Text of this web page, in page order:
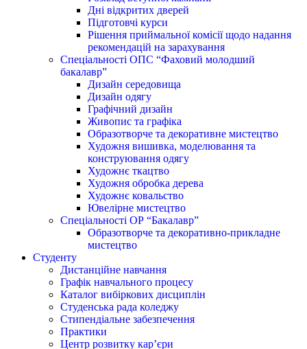
Дні відкритих дверей
Підготовчі курси
Рішення приймальної комісії щодо надання
рекомендацій на зарахування
Спеціальності ОПС “Фаховий молодший
бакалавр”
Дизайн середовища
Дизайн одягу
Графічний дизайн
Живопис та графіка
Образотворче та декоративне мистецтво
Художня вишивка, моделювання та
конструювання одягу
Художнє ткацтво
Художня обробка дерева
Художнє ковальство
Ювелірне мистецтво
Спеціальності ОР “Бакалавр”
Образотворче та декоративно-прикладне
мистецтво
Студенту
Дистанційне навчання
Графік навчального процесу
Каталог вибіркових дисциплін
Студенська рада коледжу
Стипендіальне забезпечення
Практики
Центр розвитку кар’єри